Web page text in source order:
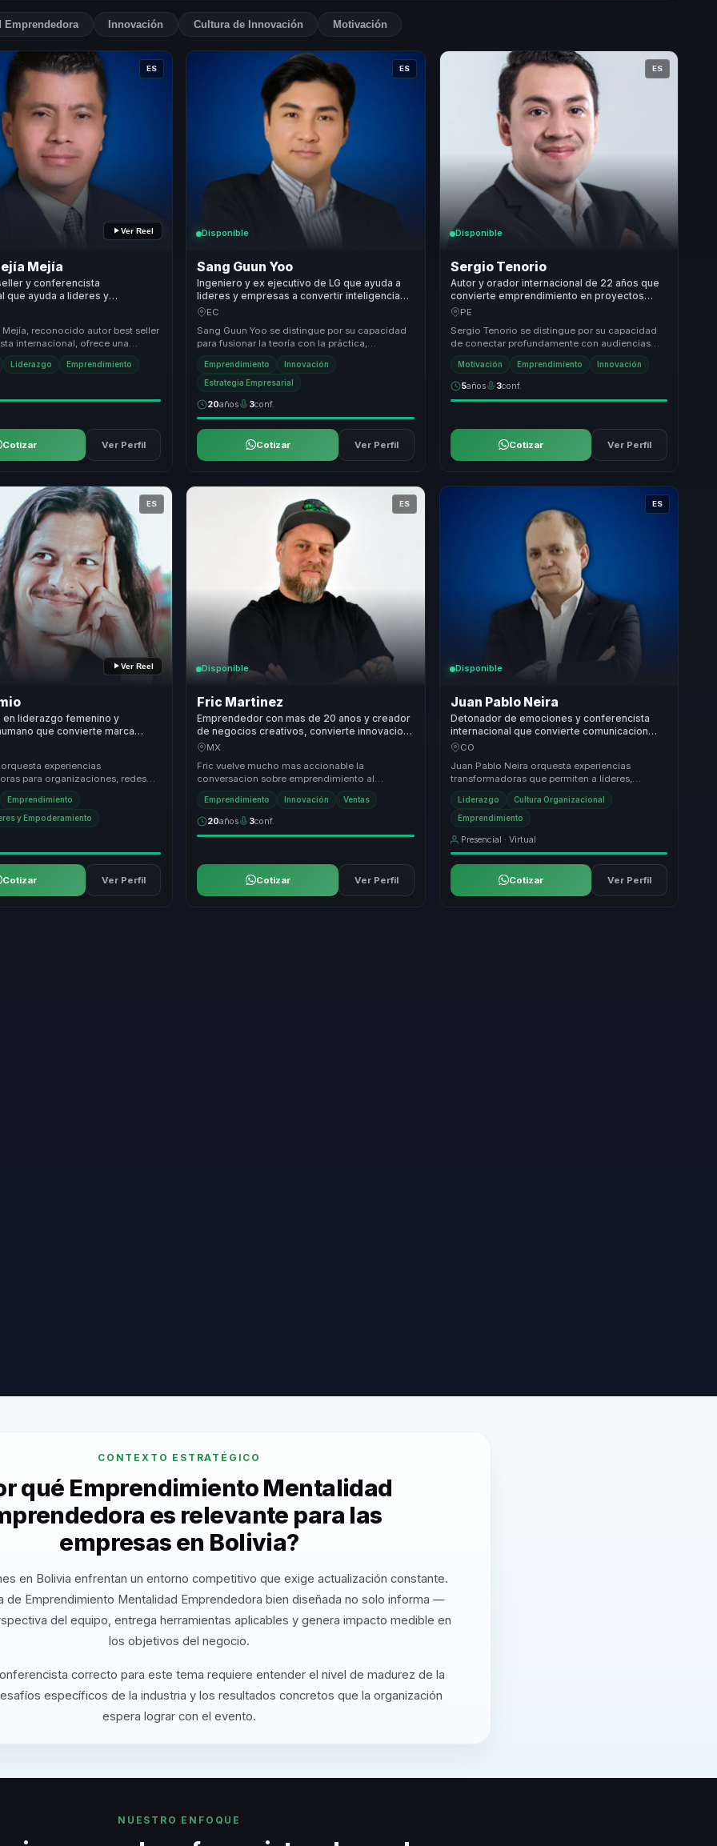
Emprendedora Innovación Cultura de Innovación Motivación
ES
Ver Reel
Mejía
y conferencista
que ayuda a lideres y
a convertir adversidad en
Mejía, reconocido autor best seller
internacional, ofrece una
valor única al inspirar a miles co...
Liderazgo Emprendimiento
Cotizar Ver Perfil
ES
Disponible
Sang Guun Yoo
Ingeniero y ex ejecutivo de LG que ayuda a
lideres y empresas a convertir inteligencia
artificial en negocio, emprendimiento y
EC
Sang Guun Yoo se distingue por su capacidad
para fusionar la teoría con la práctica,
ofreciendo conferencias que son tanto
informativas c...
Emprendimiento Innovación
Estrategia Empresarial
20años 3conf.
Cotizar Ver Perfil
ES
Disponible
Sergio Tenorio
Autor y orador internacional de 22 años que
convierte emprendimiento en proyectos
reales y acción para estudiantes y equipos.
PE
Sergio Tenorio se distingue por su capacidad
de conectar profundamente con audiencias
jóvenes, motivándolas a transformar sus
sueños en r...
Motivación Emprendimiento Innovación
5años 3conf.
Cotizar Ver Perfil
ES
Ver Reel
en liderazgo femenino y
que convierte marca
influencia e impacto
experiencias
para organizaciones, redes
y audiencias que buscan
Emprendimiento
y Empoderamiento
Cotizar Ver Perfil
ES
Disponible
Fric Martinez
Emprendedor con mas de 20 anos y creador
de negocios creativos, convierte innovacion
en ejecucion para lideres empresariales.
MX
Fric vuelve mucho mas accionable la
conversacion sobre emprendimiento al
conectar ideas, ejecucion y crecimiento con
decisiones claras de...
Emprendimiento Innovación Ventas
20años 3conf.
Cotizar Ver Perfil
ES
Disponible
Juan Pablo Neira
Detonador de emociones y conferencista
internacional que convierte comunicacion
efectiva y cultura organizacional en
CO
Juan Pablo Neira orquesta experiencias
transformadoras que permiten a líderes,
directivos y responsables de equipos dejar
atrás la desali...
Liderazgo Cultura Organizacional
Emprendimiento
Presencial · Virtual
Cotizar Ver Perfil
CONTEXTO ESTRATÉGICO
qué Emprendimiento Mentalidad
es relevante para las
empresas en Bolivia?
en Bolivia enfrentan un entorno competitivo que exige actualización constante.
de Emprendimiento Mentalidad Emprendedora bien diseñada no solo informa —
del equipo, entrega herramientas aplicables y genera impacto medible en
los objetivos del negocio.
correcto para este tema requiere entender el nivel de madurez de la
específicos de la industria y los resultados concretos que la organización
espera lograr con el evento.
NUESTRO ENFOQUE